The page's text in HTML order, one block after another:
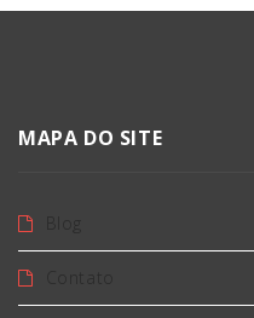
MAPA DO SITE
Blog